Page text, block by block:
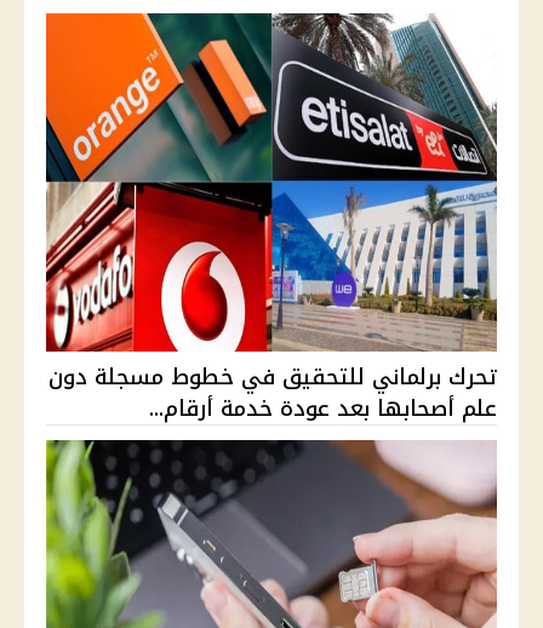
تحرك برلماني للتحقيق في خطوط مسجلة دون
علم أصحابها بعد عودة خدمة أرقام...